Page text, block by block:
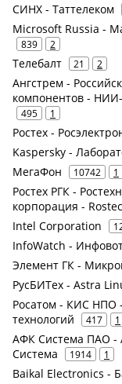
СИНХ - Таттелеком
Microsoft Russia -
839 2
Телебалт 21 2
Ангстрем -
компонентов -
495 1
Ростех -
Kaspersky -
МегаФон 10742 1
Ростех РГК -
корпорация - Rostec
Intel Corporation
InfoWatch -
Элемент ГК -
РусБИТех - Astra
Росатом - КИС НПО
технологий
417 1
АФК Система ПАО -
Система
1914 1
Baikal Electronics -